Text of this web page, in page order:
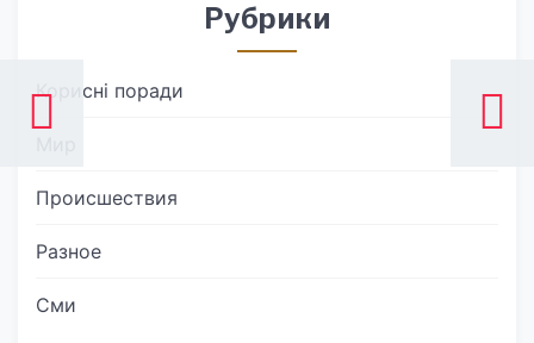
Рубрики
Корисні поради
Происшествия
Разное
Сми